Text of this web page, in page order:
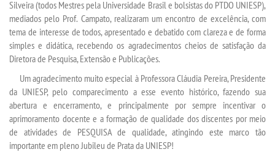
Silveira (todos Mestres pela Universidade Brasil e bolsistas do PTDO UNIESP),
mediados pelo Prof. Campato, realizaram um encontro de excelência, com
tema de interesse de todos, apresentado e debatido com clareza e de forma
simples e didática, recebendo os agradecimentos cheios de satisfação da
Diretora de Pesquisa, Extensão e Publicações.
Um agradecimento muito especial à Professora Cláudia Pereira, Presidente
da UNIESP, pelo comparecimento a esse evento histórico, fazendo sua
abertura e encerramento, e principalmente por sempre incentivar o
aprimoramento docente e a formação de qualidade dos discentes por meio
de atividades de PESQUISA de qualidade, atingindo este marco tão
importante em pleno Jubileu de Prata da UNIESP!